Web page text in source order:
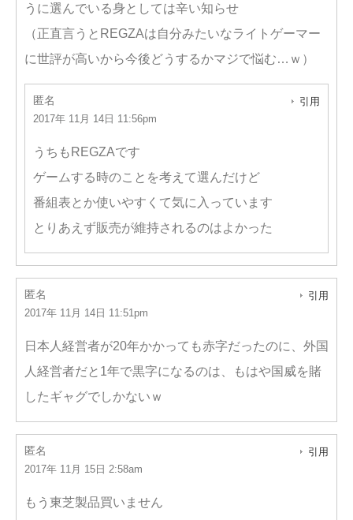
うに選んでいる身としては辛い知らせ
（正直言うとREGZAは自分みたいなライトゲーマー
に世評が高いから今後どうするかマジで悩む…ｗ）
匿名
2017年 11月 14日 11:56pm
引用
うちもREGZAです
ゲームする時のことを考えて選んだけど
番組表とか使いやすくて気に入っています
とりあえず販売が維持されるのはよかった
匿名
2017年 11月 14日 11:51pm
引用
日本人経営者が20年かかっても赤字だったのに、外国
人経営者だと1年で黒字になるのは、もはや国威を賭
したギャグでしかないｗ
匿名
2017年 11月 15日 2:58am
引用
もう東芝製品買いません